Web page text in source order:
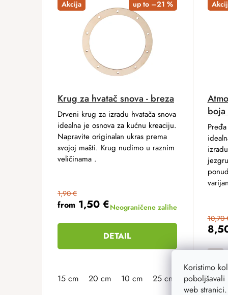
Koristimo
poboljšavali
web stranici.
Akcija up to –21 %
Krug za hvatač snova - breza
from 1,50 €
1,90 €
Neograničene zalihe
DETAIL
Drveni krug za izradu hvatača snova
idealna je osnova za kućnu kreaciju.
Napravite originalan ukras prema
svojoj mašti. Krug nudimo u raznim
veličinama .
15 cm 20 cm 10 cm 25 cm
boja
10,70